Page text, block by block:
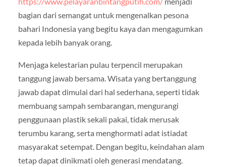
bagian dari semangat untuk mengenalkan pesona
bahari Indonesia yang begitu kaya dan mengagumkan
kepada lebih banyak orang.
Menjaga kelestarian pulau terpencil merupakan
tanggung jawab bersama. Wisata yang bertanggung
jawab dapat dimulai dari hal sederhana, seperti tidak
membuang sampah sembarangan, mengurangi
penggunaan plastik sekali pakai, tidak merusak
terumbu karang, serta menghormati adat istiadat
masyarakat setempat. Dengan begitu, keindahan alam
tetap dapat dinikmati oleh generasi mendatang.